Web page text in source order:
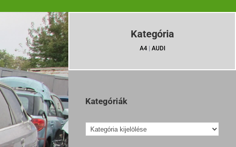
Kategória
A4| AUDI
Kategóriák
Kategóriák